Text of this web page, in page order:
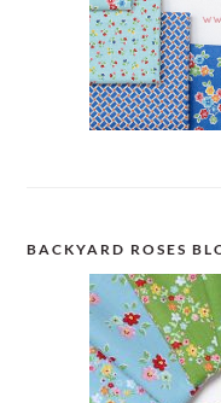
BACKYARD ROSES